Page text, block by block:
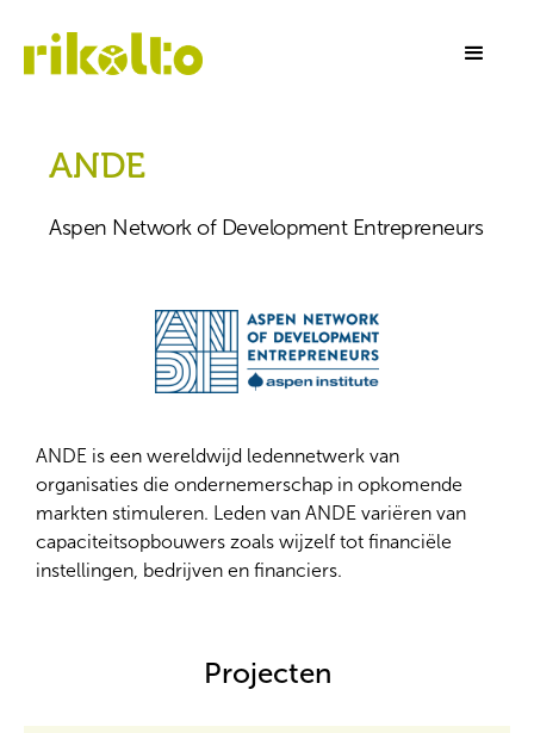
ANDE
Aspen Network of Development Entrepreneurs
ANDE is een wereldwijd ledennetwerk van
organisaties die ondernemerschap in opkomende
markten stimuleren. Leden van ANDE variëren van
capaciteitsopbouwers zoals wijzelf tot financiële
instellingen, bedrijven en financiers.
Projecten